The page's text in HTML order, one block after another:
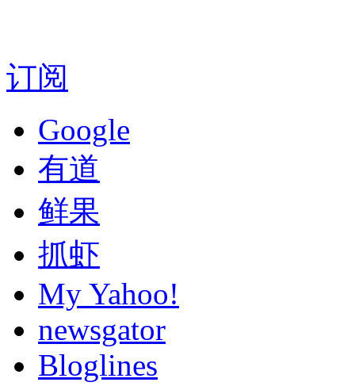
订阅
Google
有道
鲜果
抓虾
My Yahoo!
newsgator
Bloglines